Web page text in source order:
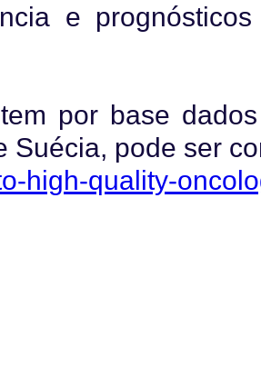
e
por base
Suécia, pode ser
high-quality-